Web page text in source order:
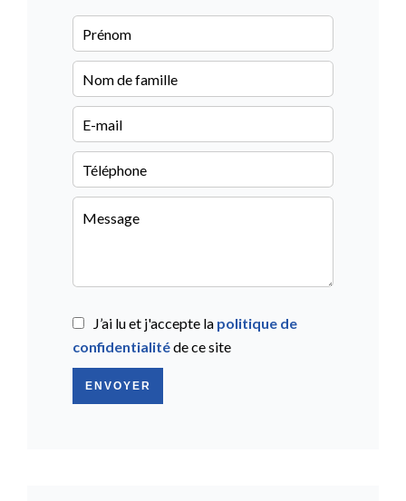
J’ai lu et j'accepte la politique de
confidentialitéde ce site
ENVOYER